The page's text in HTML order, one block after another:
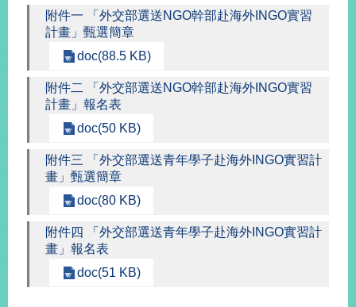
服
部
站
部
長
絲
專
頁
Instagram
X平台
附件一 「外交部選送NGO幹部赴海外INGO實習
計畫」甄選簡章
doc(88.5 KB)
附件二 「外交部選送NGO幹部赴海外INGO實習
計畫」報名表
doc(50 KB)
附件三 「外交部選送青年學子赴海外INGO實習計
畫」甄選簡章
doc(80 KB)
附件四 「外交部選送青年學子赴海外INGO實習計
畫」報名表
doc(51 KB)